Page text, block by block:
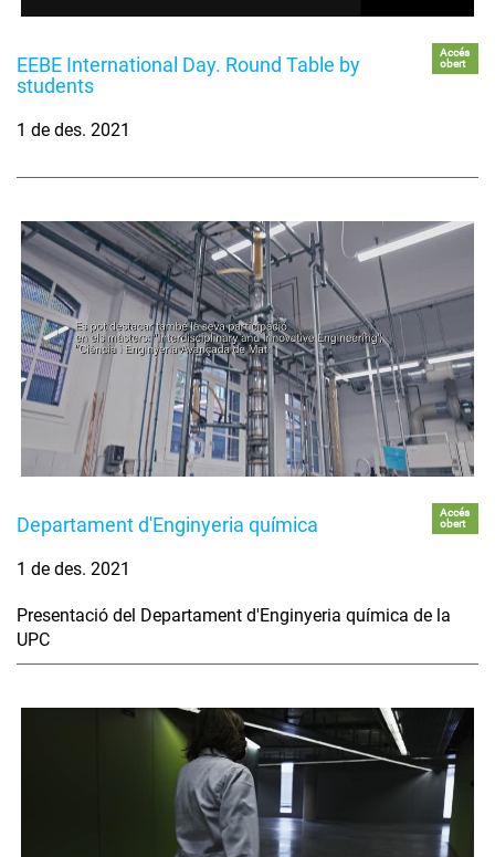
EEBE International Day. Round Table by
students
Accés
obert
1 de des. 2021
Departament d'Enginyeria química
Accés
obert
1 de des. 2021
Presentació del Departament d'Enginyeria química de la
UPC